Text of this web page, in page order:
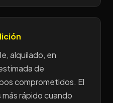
alquilado, en
de
comprometidos. El
rápido cuando